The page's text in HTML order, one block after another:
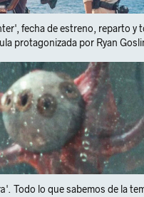
fecha de estreno, reparto y
protagonizada por Ryan
Todo lo que sabemos de la